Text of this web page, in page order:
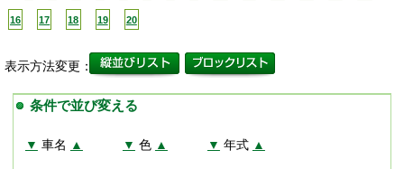
16 17 18 19 20
表示方法変更：
条件で並び変える
▼ 車名 ▲ ▼ 色 ▲ ▼ 年式 ▲